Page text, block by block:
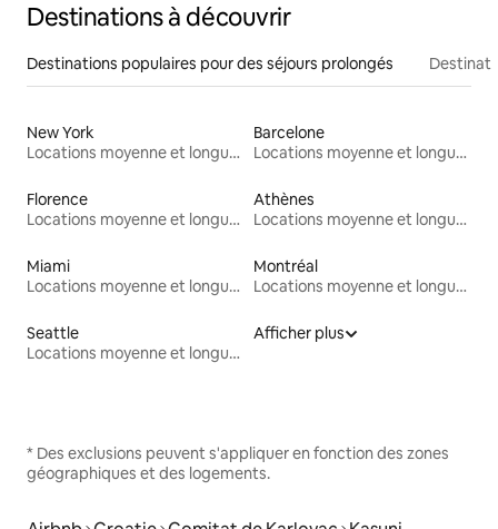
Destinations à découvrir
Destinations populaires pour des séjours prolongés
New York
Locations moyenne et longue durée
Barcelone
Locations moyenne et longue durée
Florence
Locations moyenne et longue durée
Athènes
Locations moyenne et longue durée
Miami
Locations moyenne et longue durée
Montréal
Locations moyenne et longue durée
Seattle
Locations moyenne et longue durée
Afficher plus
* Des exclusions peuvent s'appliquer en fonction des zones
géographiques et des logements.